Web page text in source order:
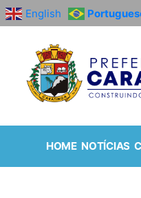
English
HOME NOTÍCIAS